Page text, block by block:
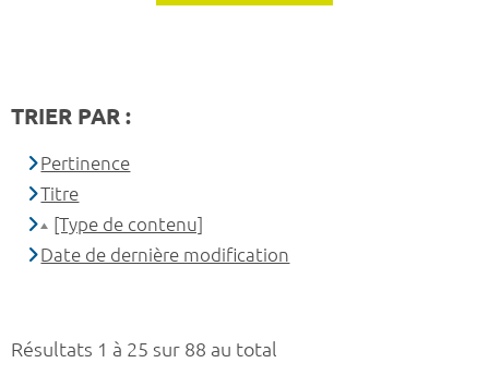
Résultats 1 à 25 sur 88 au total
TRIER PAR :
Pertinence
Titre
[Type de contenu]
Date de dernière modification